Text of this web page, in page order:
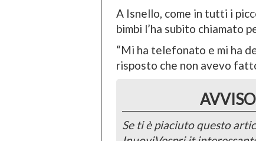
A Isnello, come in tutti i
bimbi l’ha subito chiamato
“Mi ha telefonato e mi ha
risposto che non avevo
Se ti è piaciuto questo